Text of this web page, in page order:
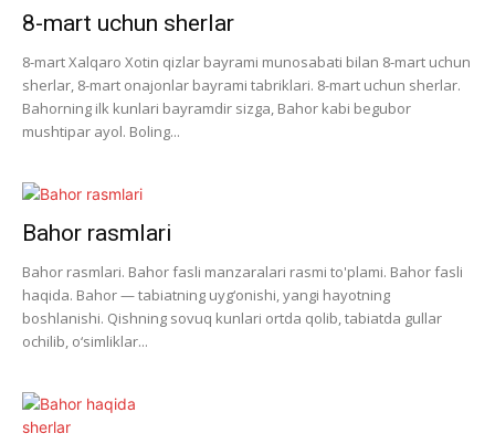
8-mart uchun sherlar
8-mart Xalqaro Xotin qizlar bayrami munosabati bilan 8-mart uchun
sherlar, 8-mart onajonlar bayrami tabriklari. 8-mart uchun sherlar.
Bahorning ilk kunlari bayramdir sizga, Bahor kabi begubor
mushtipar ayol. Boling...
Bahor rasmlari
Bahor rasmlari. Bahor fasli manzaralari rasmi to'plami. Bahor fasli
haqida. Bahor — tabiatning uyg‘onishi, yangi hayotning
boshlanishi. Qishning sovuq kunlari ortda qolib, tabiatda gullar
ochilib, o‘simliklar...